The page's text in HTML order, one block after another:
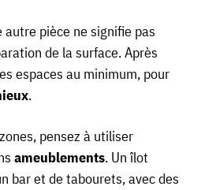
autre pièce ne signifie pas
de la surface. Après
espaces au minimum, pour
.
pensez à utiliser
ameublements. Un îlot
bar et de tabourets, avec des